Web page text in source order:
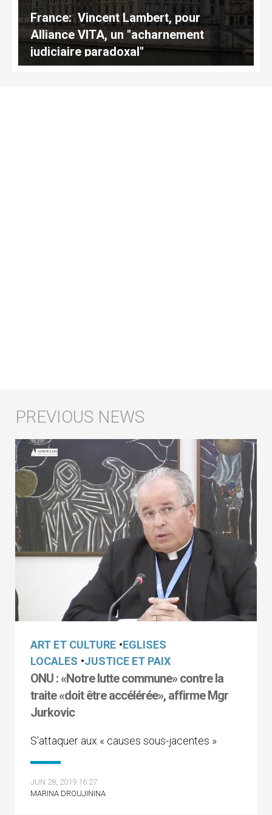
France: Vincent Lambert, pour
Alliance VITA, un "acharnement
judiciaire paradoxal"
ART ET CULTURE •EGLISES
LOCALES •JUSTICE ET PAIX
ONU : «Notre lutte commune» contre la
traite «doit être accélérée», affirme Mgr
Jurkovic
S’attaquer aux « causes sous-jacentes »
JUN 28, 2019 16:27
MARINA DROUJININA